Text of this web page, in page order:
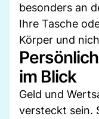
besonders an
Ihre Tasche
Körper und
im Blick
Geld und
versteckt sein.